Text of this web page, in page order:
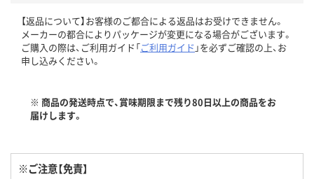
【返品について】お客様のご都合による返品はお受けできません。
メーカーの都合によりパッケージが変更になる場合がございます。
ご購入の際は、ご利用ガイド「ご利用ガイド 」を必ずご確認の上、お
申し込みください。
※ 商品の発送時点で、賞味期限まで残り80日以上の商品をお
届けします。
※ご注意【免責】